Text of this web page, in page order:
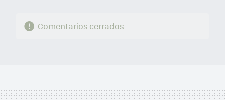
Comentarios cerrados